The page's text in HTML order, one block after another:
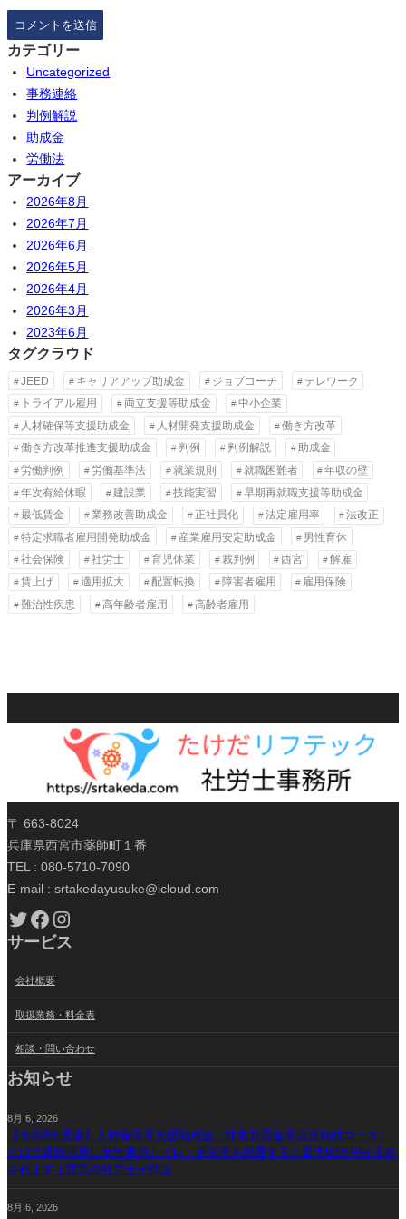
カテゴリー
Uncategorized
事務連絡
判例解説
助成金
労働法
アーカイブ
2026年8月
2026年7月
2026年6月
2026年5月
2026年4月
2026年3月
2023年6月
タグクラウド
JEED キャリアアップ助成金 ジョブコーチ
テレワーク
トライアル雇用
両立支援等助成金
中小企業
人材確保等支援助成金
人材開発支援助成金
働き方改革
働き方改革推進支援助成金
判例 判例解説
助成金
労働判例
労働基準法 就業規則 就職困難者
年収の壁
年次有給休暇
建設業 技能実習
早期再就職支援等助成金
最低賃金
業務改善助成金 正社員化 法定雇用率
法改正
特定求職者雇用開発助成金
産業雇用安定助成金
男性育休
社会保険
社労士 育児休業 裁判例 西宮
解雇
賃上げ
適用拡大 配置転換 障害者雇用
雇用保険
難治性疾患
高年齢者雇用 高齢者雇用
〒 663-8024
兵庫県西宮市薬師町１番
TEL : 080-5710-7090
E-mail : srtakedayusuke@icloud.com
Twitter Facebook Instagram
サービス
会社概要
取扱業務・料金表
相談・問い合わせ
お知らせ
8月 6, 2026
【令和8年度版】人材確保等支援助成金（作業員宿舎等設置助成コース）
とは？建設現場に女性専用トイレ・更衣室を設置すると最大90万円が支給
されます｜西宮の社労士が解説
8月 6, 2026